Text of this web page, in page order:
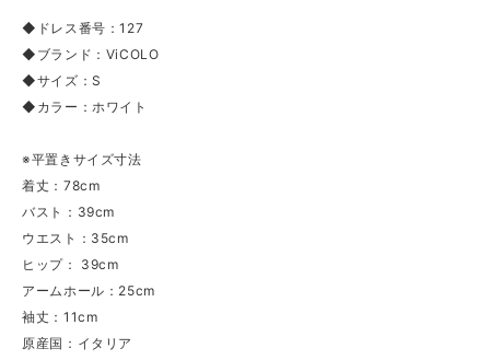
◆ドレス番号：127
◆ブランド：ViCOLO
◆サイズ：S
◆カラー：ホワイト
※平置きサイズ寸法
着丈：78cm
バスト：39cm
ウエスト：35cm
ヒップ： 39cm
アームホール：25cm
袖丈：11cm
原産国：イタリア